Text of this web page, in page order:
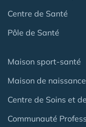
Centre de Santé
Pôle de Santé
Maison sport-santé
Maison de naissance
Centre de Soins et
Communauté